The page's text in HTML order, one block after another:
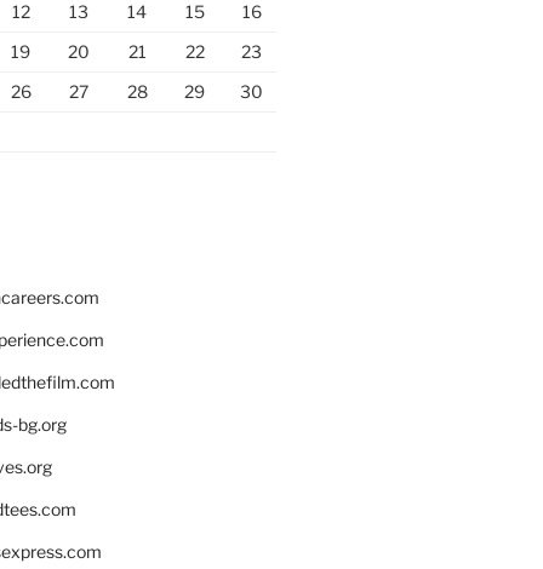
12 13 14 15
16
19 20 21 22
23
26 27 28 29
30
bg.org